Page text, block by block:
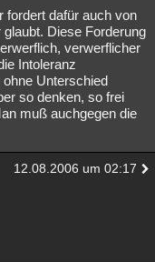
fordert dafür auch von
Diese Forderung
verwerflicher
Intoleranz
Unterschied
so denken, so frei
muß auchgegen die
12.08.2006 um 02:17